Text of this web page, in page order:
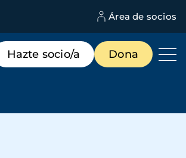
Área de socios
Hazte socio/a Dona